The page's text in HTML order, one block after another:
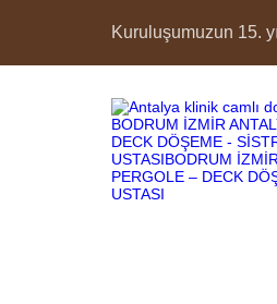
Kuruluşumuzun 15.